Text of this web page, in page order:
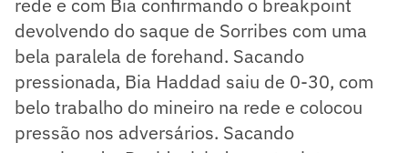
devolvendo do saque de Sorribes com uma
bela paralela de forehand. Sacando
pressionada, Bia Haddad saiu de 0-30, com
belo trabalho do mineiro na rede e colocou
pressão nos adversários. Sacando